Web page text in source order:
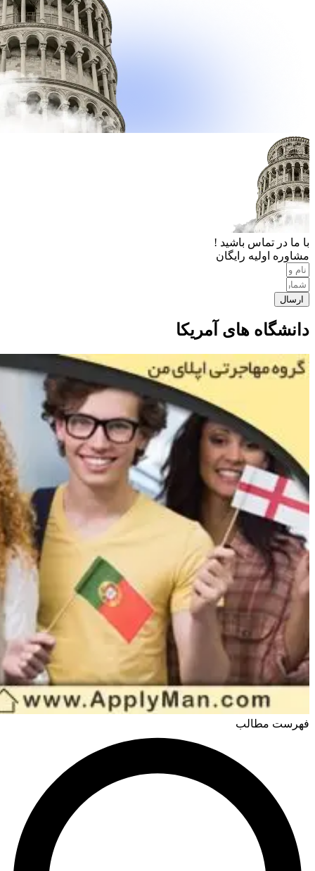
با ما در تماس باشید !
مشاوره اولیه رایگان
ارسال
دانشگاه های آمریکا
فهرست مطالب